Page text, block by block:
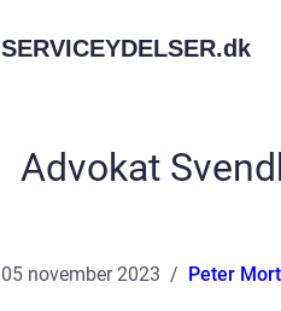
SERVICEYDELSER.dk
Advokat
05 november 2023 Peter